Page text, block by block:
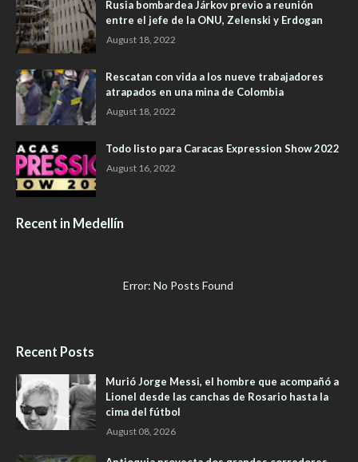
Rusia bombardea Járkov previo a reunión
entre el jefe de la ONU, Zelenski y Erdogan
August 18, 2022
Rescatan con vida a los nueve trabajadores
atrapados en una mina de Colombia
August 18, 2022
Todo listo para Caracas Expression Show 2022
August 16, 2022
Recent in Medellín
Error: No Posts Found
Recent Posts
Murió Jorge Messi, el hombre que acompañó a
Lionel desde las canchas de Rosario hasta la
cima del fútbol
August 08, 2026